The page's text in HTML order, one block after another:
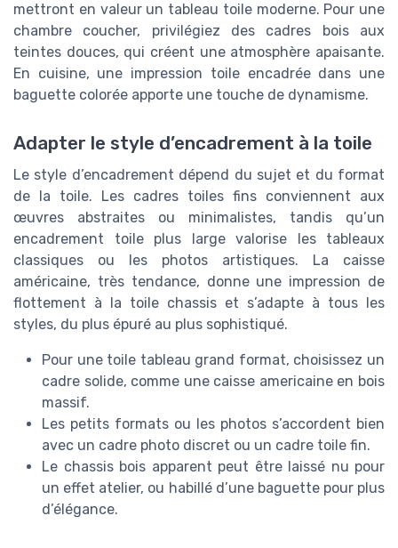
mettront en valeur un tableau toile moderne. Pour une
chambre coucher, privilégiez des cadres bois aux
teintes douces, qui créent une atmosphère apaisante.
En cuisine, une impression toile encadrée dans une
baguette colorée apporte une touche de dynamisme.
Adapter le style d’encadrement à la toile
Le style d’encadrement dépend du sujet et du format
de la toile. Les cadres toiles fins conviennent aux
œuvres abstraites ou minimalistes, tandis qu’un
encadrement toile plus large valorise les tableaux
classiques ou les photos artistiques. La caisse
américaine, très tendance, donne une impression de
flottement à la toile chassis et s’adapte à tous les
styles, du plus épuré au plus sophistiqué.
Pour une toile tableau grand format, choisissez un
cadre solide, comme une caisse americaine en bois
massif.
Les petits formats ou les photos s’accordent bien
avec un cadre photo discret ou un cadre toile fin.
Le chassis bois apparent peut être laissé nu pour
un effet atelier, ou habillé d’une baguette pour plus
d’élégance.